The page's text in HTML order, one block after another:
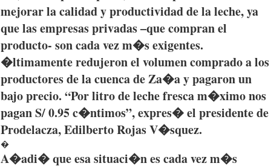
mejorarlacalidadyproductividadde laleche,ya
quelasempresasprivadas–quecompranel
producto- soncadavezm�sexigentes.
�ltimamenteredujeronel volumencompradoa los
productoresde lacuencadeZa�aypagaronun
bajoprecio. “Porlitrodelechefrescam�ximonos
pagan S/ 0.95c�ntimos”,expres�el presidentede
Prodelacza,EdilbertoRojasV�squez.
�
A�adi�queesasituaci�nescadavezm�s